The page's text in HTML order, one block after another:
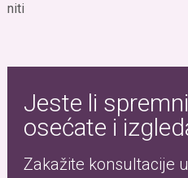
niti
Jeste li
osećate i
Zakažite konsultacije